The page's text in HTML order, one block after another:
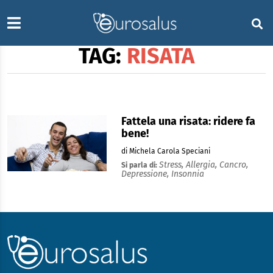
TAG: RISATA
Fattela una risata: ridere fa
bene!
di Michela Carola Speciani
Si parla di: Stress,Allergia, Cancro,
Depressione, Insonnia